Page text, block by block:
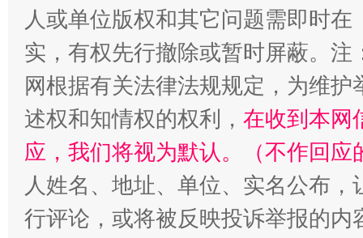
人或单位版权和其它问题需即时在
实，有权先行撤除或暂时屏蔽。
网根据有关法律法规规定，为维
述权和知情权的权利， 在收到本网
应，我们将视为默认。（不作回应
人姓名、地址、单位、实名公布
行评论，或将被反映投诉举报的